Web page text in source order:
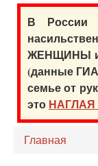
В России
ЖЕНЩИНЫ и
(данные
семье от
это
Главная